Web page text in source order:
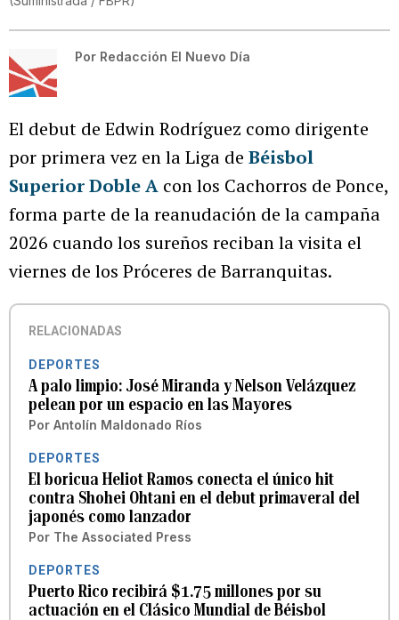
Por Redacción El Nuevo Día
El debut de Edwin Rodríguez como dirigente
por primera vez en la Liga de Béisbol
Superior Doble A con los Cachorros de Ponce,
forma parte de la reanudación de la campaña
2026 cuando los sureños reciban la visita el
viernes de los Próceres de Barranquitas.
RELACIONADAS
DEPORTES
A palo limpio: José Miranda y Nelson Velázquez
pelean por un espacio en las Mayores
Por Antolín Maldonado Ríos
DEPORTES
El boricua Heliot Ramos conecta el único hit
contra Shohei Ohtani en el debut primaveral del
japonés como lanzador
Por The Associated Press
DEPORTES
Puerto Rico recibirá $1.75 millones por su
actuación en el Clásico Mundial de Béisbol